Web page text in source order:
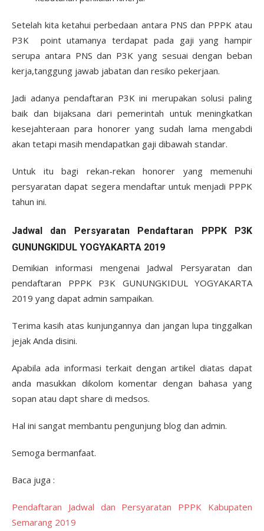
Setelah kita ketahui perbedaan antara PNS dan PPPK atau
P3K point utamanya terdapat pada gaji yang hampir
serupa antara PNS dan P3K yang sesuai dengan beban
kerja,tanggung jawab jabatan dan resiko pekerjaan.
Jadi adanya pendaftaran P3K ini merupakan solusi paling
baik dan bijaksana dari pemerintah untuk meningkatkan
kesejahteraan para honorer yang sudah lama mengabdi
akan tetapi masih mendapatkan gaji dibawah standar.
Untuk itu bagi rekan-rekan honorer yang memenuhi
persyaratan dapat segera mendaftar untuk menjadi PPPK
tahun ini.
Jadwal dan Persyaratan Pendaftaran PPPK P3K
GUNUNGKIDUL YOGYAKARTA 2019
Demikian informasi mengenai Jadwal Persyaratan dan
pendaftaran PPPK P3K GUNUNGKIDUL YOGYAKARTA
2019 yang dapat admin sampaikan.
Terima kasih atas kunjungannya dan jangan lupa tinggalkan
jejak Anda disini.
Apabila ada informasi terkait dengan artikel diatas dapat
anda masukkan dikolom komentar dengan bahasa yang
sopan atau dapt share di medsos.
Hal ini sangat membantu pengunjung blog dan admin.
Semoga bermanfaat.
Baca juga :
Pendaftaran Jadwal dan Persyaratan PPPK Kabupaten
Semarang 2019